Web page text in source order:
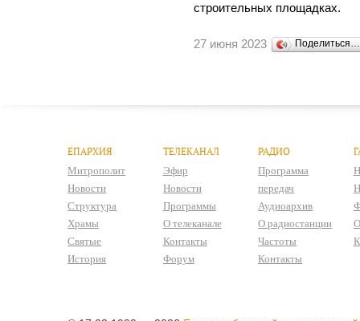
строительных площадках.
27 июня 2023 Поделиться…
ЕПАРХИЯ
Митрополит
Новости
Структура
Храмы
Святые
История
ТЕЛЕКАНАЛ
Эфир
Новости
Программы
О телеканале
Контакты
Форум
РАДИО
Программа
передач
Аудиоархив
О радиостанции
Частоты
Контакты